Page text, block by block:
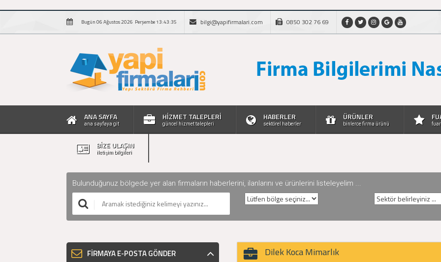
Bugün 06 Ağustos 2026 Perşembe 13:43:36 bilgi@yapifirmalari.com 0850 302 76 69
ANA SAYFA
ana sayfaya git
HİZMET TALEPLERİ
güncel hizmet talepleri
HABERLER
sektörel haberler
ÜRÜNLER
binlerce firma ürünü
BİZE ULAŞIN
iletişim bilgileri
Bulunduğunuz bölgede yer alan firmaların haberlerini, ilanlarını ve ürünlerini listeleyelim ...
FİRMAYA E-POSTA GÖNDER Dilek Koca Mimarlık